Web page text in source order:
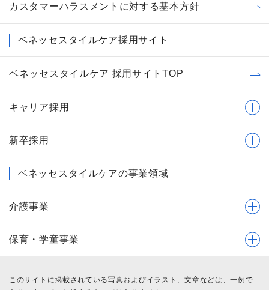
カスタマーハラスメントに対する基本方針
ベネッセスタイルケア採用サイト
ベネッセスタイルケア 採用サイトTOP
キャリア採用
新卒採用
ベネッセスタイルケアの事業領域
介護事業
保育・学童事業
このサイトに掲載されている写真およびイラスト、文章などは、一例で